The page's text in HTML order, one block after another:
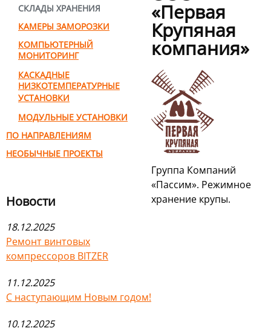
СКЛАДЫ ХРАНЕНИЯ
КАМЕРЫ ЗАМОРОЗКИ
КОМПЬЮТЕРНЫЙ
МОНИТОРИНГ
КАСКАДНЫЕ
НИЗКОТЕМПЕРАТУРНЫЕ
УСТАНОВКИ
МОДУЛЬНЫЕ УСТАНОВКИ
ПО НАПРАВЛЕНИЯМ
НЕОБЫЧНЫЕ ПРОЕКТЫ
Новости
18.12.2025
Ремонт винтовых
компрессоров BITZER
11.12.2025
С наступающим Новым годом!
10.12.2025
«Первая
Крупяная
компания»
Группа Компаний
«Пассим». Режимное
хранение крупы.